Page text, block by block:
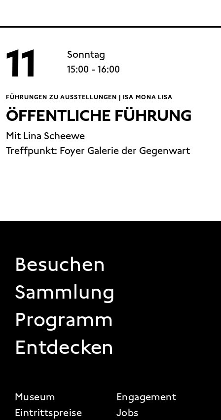
11
Sonntag
15:00 - 16:00
FÜHRUNGEN ZU AUSSTELLUNGEN | ISA MONA LISA
ÖFFENTLICHE FÜHRUNG
Mit Lina Scheewe
Treffpunkt: Foyer Galerie der Gegenwart
FOOTER 1
Besuchen
Sammlung
Programm
Entdecken
FOOTER 2
Museum
Eintrittspreise
Engagement
Jobs